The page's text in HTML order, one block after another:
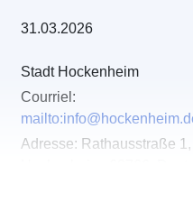
31.03.2026
Stadt Hockenheim
Courriel:
Adresse: Rathausstraße 1,